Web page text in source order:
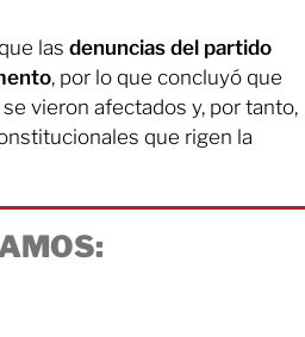
las denuncias del partido
, por lo que concluyó que
vieron afectados y, por tanto,
que rigen la